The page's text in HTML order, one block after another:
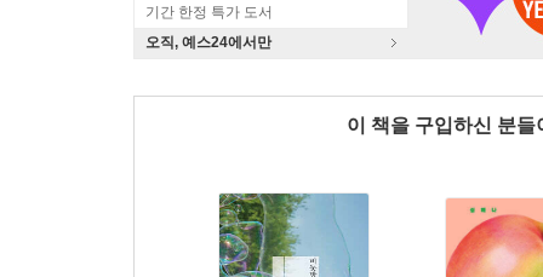
기간 한정 특가 도서
오직, 예스24에서만
이 책을 구입하신 분